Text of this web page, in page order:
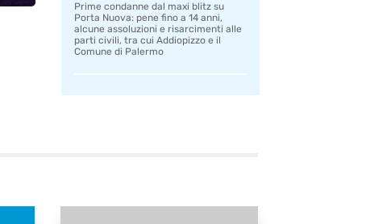
Prime condanne dal maxi blitz su
Porta Nuova: pene fino a 14 anni,
alcune assoluzioni e risarcimenti alle
parti civili, tra cui Addiopizzo e il
Comune di Palermo